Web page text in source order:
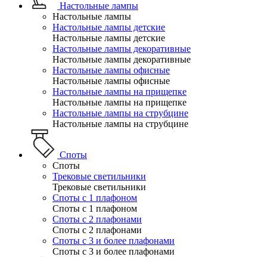
Настольные лампы
Настольные лампы
Настольные лампы детские
Настольные лампы детские
Настольные лампы декоративные
Настольные лампы декоративные
Настольные лампы офисные
Настольные лампы офисные
Настольные лампы на прищепке
Настольные лампы на прищепке
Настольные лампы на струбцине
Настольные лампы на струбцине
Споты
Споты
Трековые светильники
Трековые светильники
Споты с 1 плафоном
Споты с 1 плафоном
Споты с 2 плафонами
Споты с 2 плафонами
Споты с 3 и более плафонами
Споты с 3 и более плафонами